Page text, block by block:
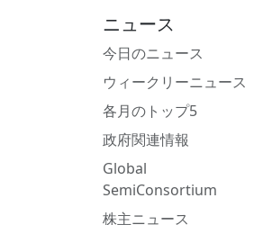
ニュース
今日のニュース
ウィークリーニュース
各月のトップ5
政府関連情報
Global
SemiConsortium
株主ニュース